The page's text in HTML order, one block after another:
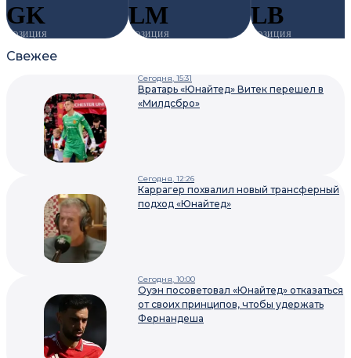
GK
ПОЗИЦИЯ
LM
ПОЗИЦИЯ
LB
ПОЗИЦИЯ
Свежее
Сегодня, 15:31
Вратарь «Юнайтед» Витек перешел в
«Милдсбро»
Сегодня, 12:26
Каррагер похвалил новый трансферный
подход «Юнайтед»
Сегодня, 10:00
Оуэн посоветовал «Юнайтед» отказаться
от своих принципов, чтобы удержать
Фернандеша